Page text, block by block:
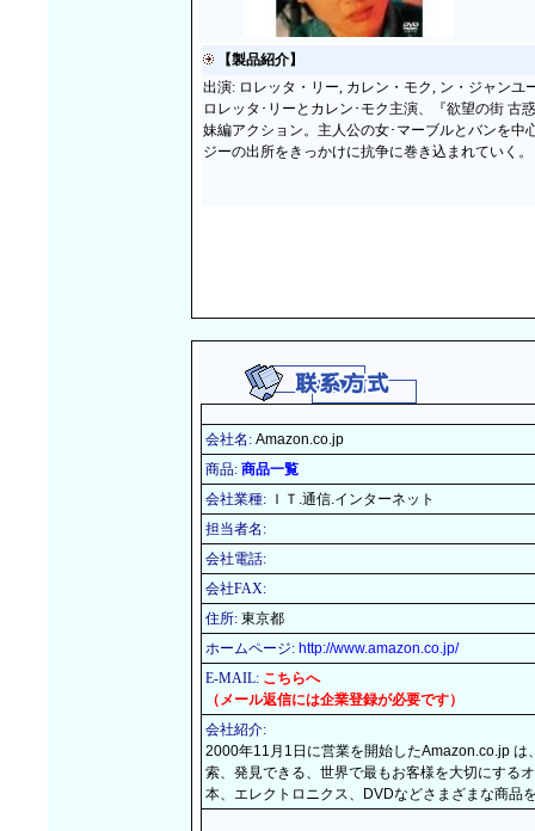
【製品紹介】
出演: ロレッタ・リー, カレン・モク, ン・ジャンユ
ロレッタ･リーとカレン･モク主演、『欲望の街 古
妹編アクション。主人公の女･マーブルとバンを
ジーの出所をきっかけに抗争に巻き込まれていく。
会社名: Amazon.co.jp
商品: 商品一覧
会社業種: ＩＴ.通信.インターネット
担当者名:
会社電話:
会社FAX:
住所: 東京都
ホームページ: http://www.amazon.co.jp/
E-MAIL: こちらへ
（メール返信には企業登録が必要です）
会社紹介:
2000年11月1日に営業を開始したAmazon.co.jp
索、発見できる、世界で最もお客様を大切にする
本、エレクトロニクス、DVDなどさまざまな商品